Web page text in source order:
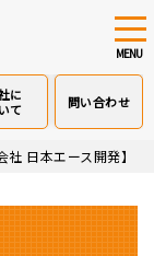
MENU
に
て
問い合わせ
日本エース開発】